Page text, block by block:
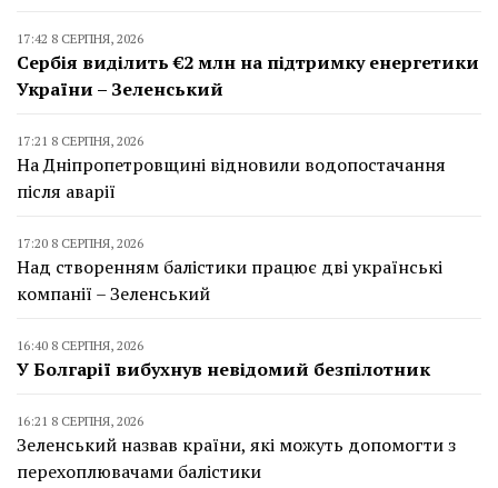
17:42 8 СЕРПНЯ, 2026
Сербія виділить €2 млн на підтримку енергетики
України – Зеленський
17:21 8 СЕРПНЯ, 2026
На Дніпропетровщині відновили водопостачання
після аварії
17:20 8 СЕРПНЯ, 2026
Над створенням балістики працює дві українські
компанії – Зеленський
16:40 8 СЕРПНЯ, 2026
У Болгарії вибухнув невідомий безпілотник
16:21 8 СЕРПНЯ, 2026
Зеленський назвав країни, які можуть допомогти з
перехоплювачами балістики